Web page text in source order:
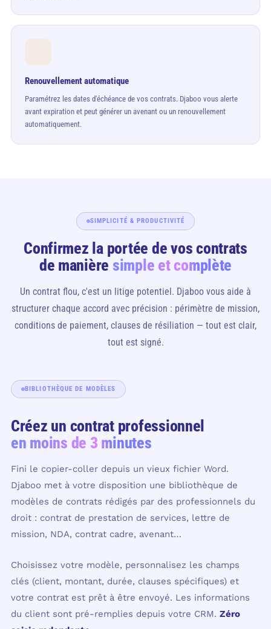
Renouvellement automatique
Paramétrez les dates d'échéance de vos contrats. Djaboo vous alerte
avant expiration et peut générer un avenant ou un renouvellement
automatiquement.
SIMPLICITÉ & PRODUCTIVITÉ
Confirmez la portée de vos contrats
de manière simple et complète
Un contrat flou, c'est un litige potentiel. Djaboo vous aide à
structurer chaque accord avec précision : périmètre de mission,
conditions de paiement, clauses de résiliation — tout est clair,
tout est signé.
BIBLIOTHÈQUE DE MODÈLES
Créez un contrat professionnel
en moins de 3 minutes
Fini le copier-coller depuis un vieux fichier Word.
Djaboo met à votre disposition une bibliothèque de
modèles de contrats rédigés par des professionnels du
droit : contrat de prestation de services, lettre de
mission, NDA, contrat cadre, avenant…
Choisissez votre modèle, personnalisez les champs
clés (client, montant, durée, clauses spécifiques) et
votre contrat est prêt à être envoyé. Les informations
du client sont pré-remplies depuis votre CRM. Zéro